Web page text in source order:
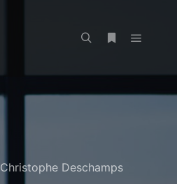
Christophe Deschamps